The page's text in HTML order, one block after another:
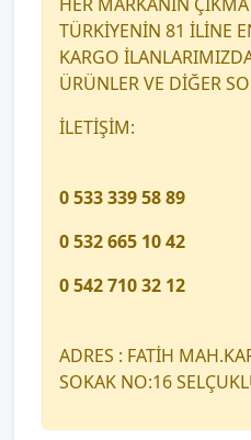
TÜRKİYENİN 81 İLİNE
KARGO
ÜRÜNLER VE DİĞER
İLETİŞİM:
0 533 339 58 89
0 532 665 10 42
0 542 710 32 12
ADRES : FATİH
SOKAK NO:16